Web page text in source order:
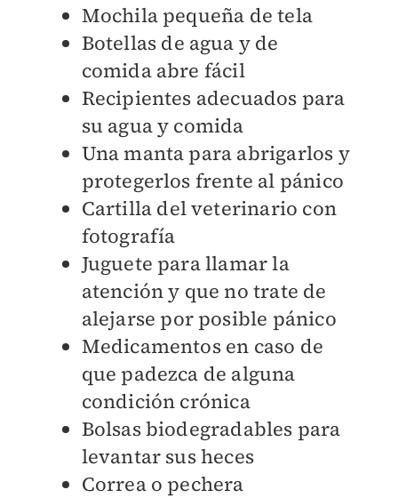
Mochila pequeña de tela
Botellas de agua y de
comida abre fácil
Recipientes adecuados para
su agua y comida
Una manta para abrigarlos y
protegerlos frente al pánico
Cartilla del veterinario con
fotografía
Juguete para llamar la
atención y que no trate de
alejarse por posible pánico
Medicamentos en caso de
que padezca de alguna
condición crónica
Bolsas biodegradables para
levantar sus heces
Correa o pechera